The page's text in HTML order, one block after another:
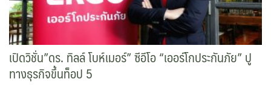
เปิดวิชั่น”ดร. ทิลล์ โบห์เมอร์” ซีอีโอ “เออร์โกประกันภัย” ปู
ทางธุรกิจขึ้นท็อป 5